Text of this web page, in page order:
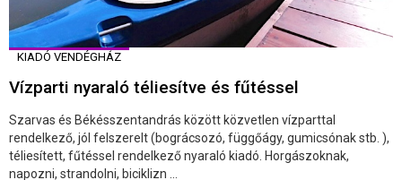
KIADÓ VENDÉGHÁZ
Vízparti nyaraló téliesítve és fűtéssel
Szarvas és Békésszentandrás között közvetlen vízparttal
rendelkező, jól felszerelt (bográcsozó, függőágy, gumicsónak stb. ),
téliesített, fűtéssel rendelkező nyaraló kiadó. Horgászoknak,
napozni, strandolni, biciklizn ...